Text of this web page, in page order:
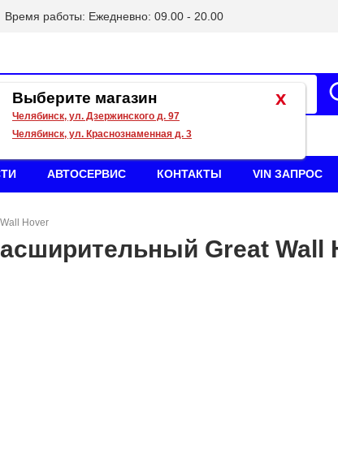
Время работы: Ежедневно: 09.00 - 20.00
АВТОСЕРВИС КОНТАКТЫ VIN ЗАПРОС
Hover
Great Wall
x
Выберите магазин
Челябинск, ул. Дзержинского д. 97
Челябинск, ул. Краснознаменная д. 3